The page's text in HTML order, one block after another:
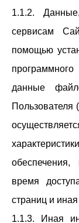
1.1.2.
сервисам
помощью
данные
Пользователя
время
страниц и
1.1.3. Иная